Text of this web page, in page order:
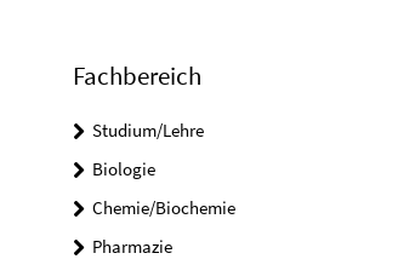
Fachbereich
Studium/Lehre
Biologie
Chemie/Biochemie
Pharmazie